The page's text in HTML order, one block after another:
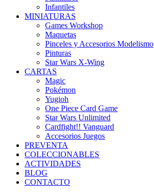
Infantiles
MINIATURAS
Games Workshop
Maquetas
Pinceles y Accesorios Modelismo
Pinturas
Star Wars X-Wing
CARTAS
Magic
Pokémon
Yugioh
One Piece Card Game
Star Wars Unlimited
Cardfight!! Vanguard
Accesorios Juegos
PREVENTA
COLECCIONABLES
ACTIVIDADES
BLOG
CONTACTO